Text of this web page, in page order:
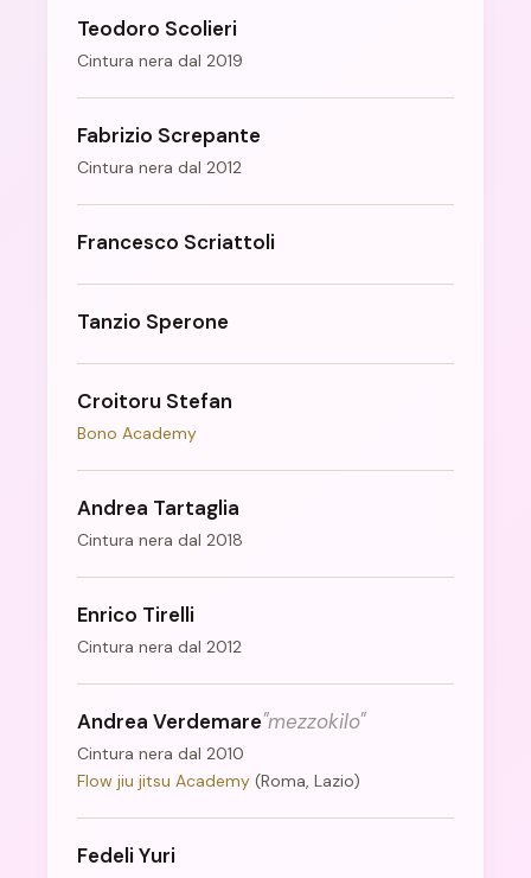
Teodoro Scolieri
Cintura nera dal 2019
Fabrizio Screpante
Cintura nera dal 2012
Francesco Scriattoli
Tanzio Sperone
Croitoru Stefan
Bono Academy
Andrea Tartaglia
Cintura nera dal 2018
Enrico Tirelli
Cintura nera dal 2012
Andrea Verdemare"mezzokilo"
Cintura nera dal 2010
Flow jiu jitsu Academy (Roma, Lazio)
Fedeli Yuri